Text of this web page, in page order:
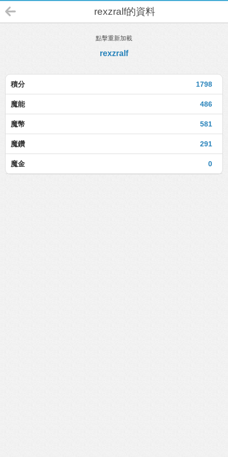
rexzralf的資料
點擊重新加載
rexzralf
1798
積分
486
魔能
581
魔幣
291
魔鑽
0
魔金